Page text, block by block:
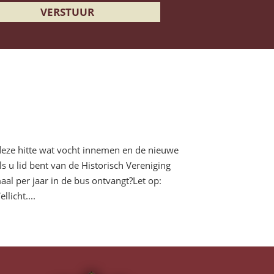
hitte wat vocht innemen en de nieuwe
u lid bent van de Historisch Vereniging
per jaar in de bus ontvangt?Let op: